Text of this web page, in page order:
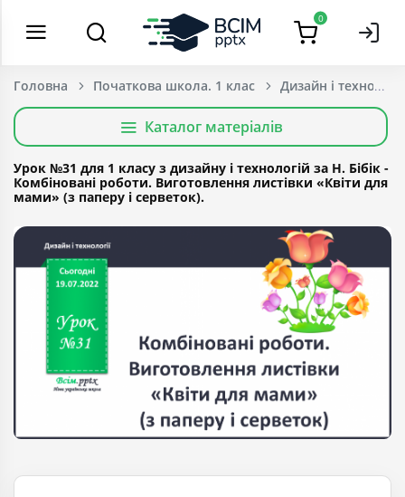
0
Головна Початкова школа. 1 клас Дизайн і технології
Каталог матеріалів
Урок №31 для 1 класу з дизайну і технологій за Н. Бібік -
Комбіновані роботи. Виготовлення листівки «Квіти для
мами» (з паперу і серветок).